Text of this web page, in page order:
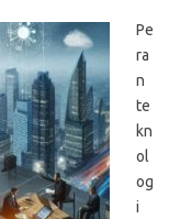
Pe
ra
n
te
kn
ol
og
i